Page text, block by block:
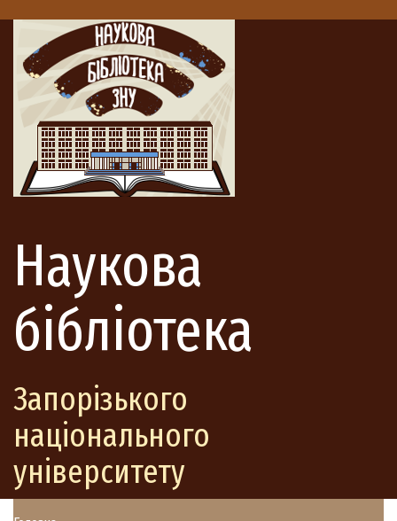
Наукова
бібліотека
Запорізького
національного
університету